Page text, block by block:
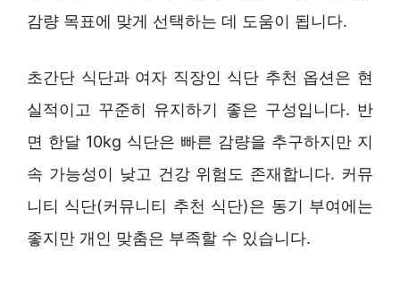
감량 목표에 맞게 선택하는 데 도움이 됩니다.
초간단 식단과 여자 직장인 식단 추천 옵션은 현
실적이고 꾸준히 유지하기 좋은 구성입니다. 반
면 한달 10kg 식단은 빠른 감량을 추구하지만 지
속 가능성이 낮고 건강 위험도 존재합니다. 커뮤
니티 식단(커뮤니티 추천 식단)은 동기 부여에는
좋지만 개인 맞춤은 부족할 수 있습니다.